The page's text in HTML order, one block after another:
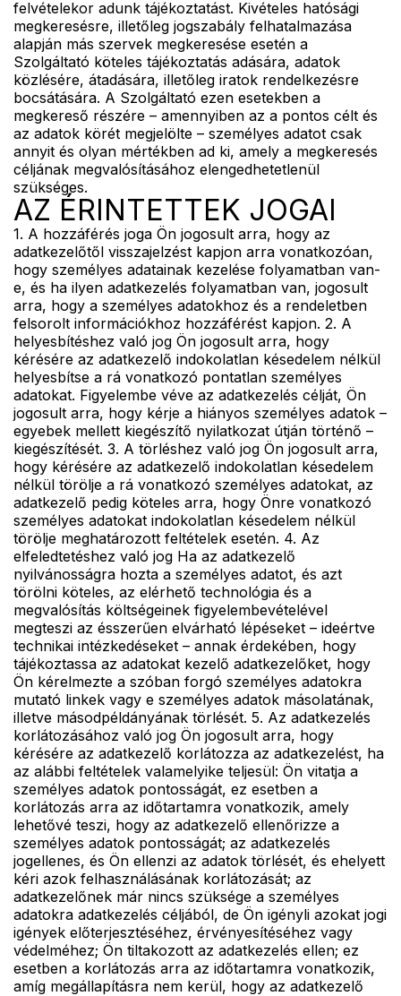
felvételekor adunk tájékoztatást. Kivételes hatósági
megkeresésre, illetőleg jogszabály felhatalmazása
alapján más szervek megkeresése esetén a
Szolgáltató köteles tájékoztatás adására, adatok
közlésére, átadására, illetőleg iratok rendelkezésre
bocsátására. A Szolgáltató ezen esetekben a
megkereső részére – amennyiben az a pontos célt és
az adatok körét megjelölte – személyes adatot csak
annyit és olyan mértékben ad ki, amely a megkeresés
céljának megvalósításához elengedhetetlenül
szükséges.
AZ ÉRINTETTEK JOGAI
1. A hozzáférés joga Ön jogosult arra, hogy az
adatkezelőtől visszajelzést kapjon arra vonatkozóan,
hogy személyes adatainak kezelése folyamatban van-
e, és ha ilyen adatkezelés folyamatban van, jogosult
arra, hogy a személyes adatokhoz és a rendeletben
felsorolt információkhoz hozzáférést kapjon. 2. A
helyesbítéshez való jog Ön jogosult arra, hogy
kérésére az adatkezelő indokolatlan késedelem nélkül
helyesbítse a rá vonatkozó pontatlan személyes
adatokat. Figyelembe véve az adatkezelés célját, Ön
jogosult arra, hogy kérje a hiányos személyes adatok –
egyebek mellett kiegészítő nyilatkozat útján történő –
kiegészítését. 3. A törléshez való jog Ön jogosult arra,
hogy kérésére az adatkezelő indokolatlan késedelem
nélkül törölje a rá vonatkozó személyes adatokat, az
adatkezelő pedig köteles arra, hogy Önre vonatkozó
személyes adatokat indokolatlan késedelem nélkül
törölje meghatározott feltételek esetén. 4. Az
elfeledtetéshez való jog Ha az adatkezelő
nyilvánosságra hozta a személyes adatot, és azt
törölni köteles, az elérhető technológia és a
megvalósítás költségeinek figyelembevételével
megteszi az ésszerűen elvárható lépéseket – ideértve
technikai intézkedéseket – annak érdekében, hogy
tájékoztassa az adatokat kezelő adatkezelőket, hogy
Ön kérelmezte a szóban forgó személyes adatokra
mutató linkek vagy e személyes adatok másolatának,
illetve másodpéldányának törlését. 5. Az adatkezelés
korlátozásához való jog Ön jogosult arra, hogy
kérésére az adatkezelő korlátozza az adatkezelést, ha
az alábbi feltételek valamelyike teljesül: Ön vitatja a
személyes adatok pontosságát, ez esetben a
korlátozás arra az időtartamra vonatkozik, amely
lehetővé teszi, hogy az adatkezelő ellenőrizze a
személyes adatok pontosságát; az adatkezelés
jogellenes, és Ön ellenzi az adatok törlését, és ehelyett
kéri azok felhasználásának korlátozását; az
adatkezelőnek már nincs szüksége a személyes
adatokra adatkezelés céljából, de Ön igényli azokat jogi
igények előterjesztéséhez, érvényesítéséhez vagy
védelméhez; Ön tiltakozott az adatkezelés ellen; ez
esetben a korlátozás arra az időtartamra vonatkozik,
amíg megállapításra nem kerül, hogy az adatkezelő